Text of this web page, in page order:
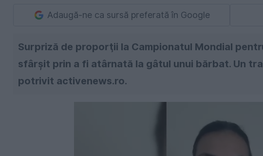
Adaugă-ne ca sursă preferată în Google
Surpriză de proporţii la Campionatul Mondial
sfârşit prin a fi atârnată la gâtul unui bărbat. Un
potrivit activenews.ro.